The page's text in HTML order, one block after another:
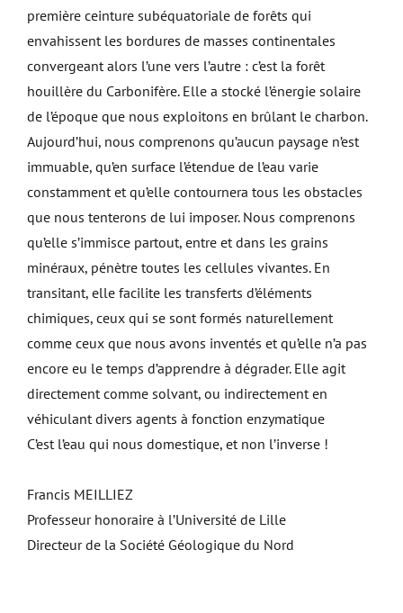
première ceinture subéquatoriale de forêts qui
envahissent les bordures de masses continentales
convergeant alors l’une vers l’autre : c’est la forêt
houillère du Carbonifère. Elle a stocké l’énergie solaire
de l’époque que nous exploitons en brûlant le charbon.
Aujourd’hui, nous comprenons qu’aucun paysage n’est
immuable, qu’en surface l’étendue de l’eau varie
constamment et qu’elle contournera tous les obstacles
que nous tenterons de lui imposer. Nous comprenons
qu’elle s’immisce partout, entre et dans les grains
minéraux, pénètre toutes les cellules vivantes. En
transitant, elle facilite les transferts d’éléments
chimiques, ceux qui se sont formés naturellement
comme ceux que nous avons inventés et qu’elle n’a pas
encore eu le temps d’apprendre à dégrader. Elle agit
directement comme solvant, ou indirectement en
véhiculant divers agents à fonction enzymatique
C’est l’eau qui nous domestique, et non l’inverse !
Francis MEILLIEZ
Professeur honoraire à l’Université de Lille
Directeur de la Société Géologique du Nord